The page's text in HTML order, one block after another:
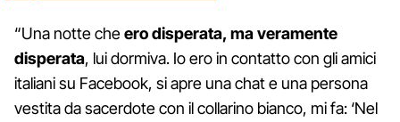
“Una notte cheero disperata, ma veramente
disperata, lui dormiva. Io ero in contatto con gli amici
italiani su Facebook, si apre una chat e una persona
vestita da sacerdote con il collarino bianco, mi fa: ‘Nel